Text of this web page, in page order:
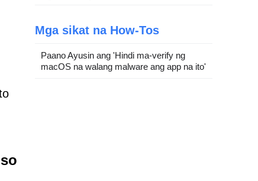
Mga sikat na How-Tos
Paano Ayusin ang 'Hindi ma-verify ng
macOS na walang malware ang app na ito'